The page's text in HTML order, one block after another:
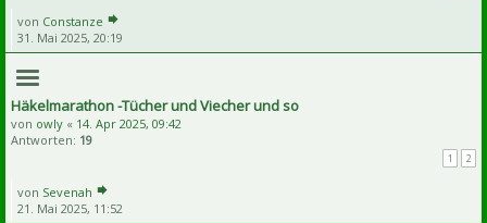
von Constanze
31. Mai 2025, 20:19
Häkelmarathon -Tücher und Viecher und so
von owly « 14. Apr 2025, 09:42
Antworten: 19
1 2
von Sevenah
21. Mai 2025, 11:52